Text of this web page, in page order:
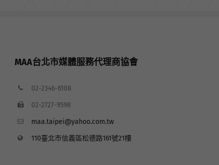
MAA台北市媒體服務代理商協會
02-2346-6108
02-2727-9598
maa.taipei@yahoo.com.tw
110臺北市信義區松德路161號21樓